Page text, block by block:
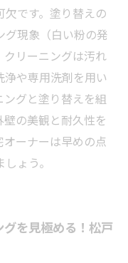
です。塗り替えの
グ現象（白い粉の発
リーニングは汚れ
や専用洗剤を用い
グと塗り替えを組
の美観と耐久性を
ーナーは早めの点
ょう。
を見極める！松戸